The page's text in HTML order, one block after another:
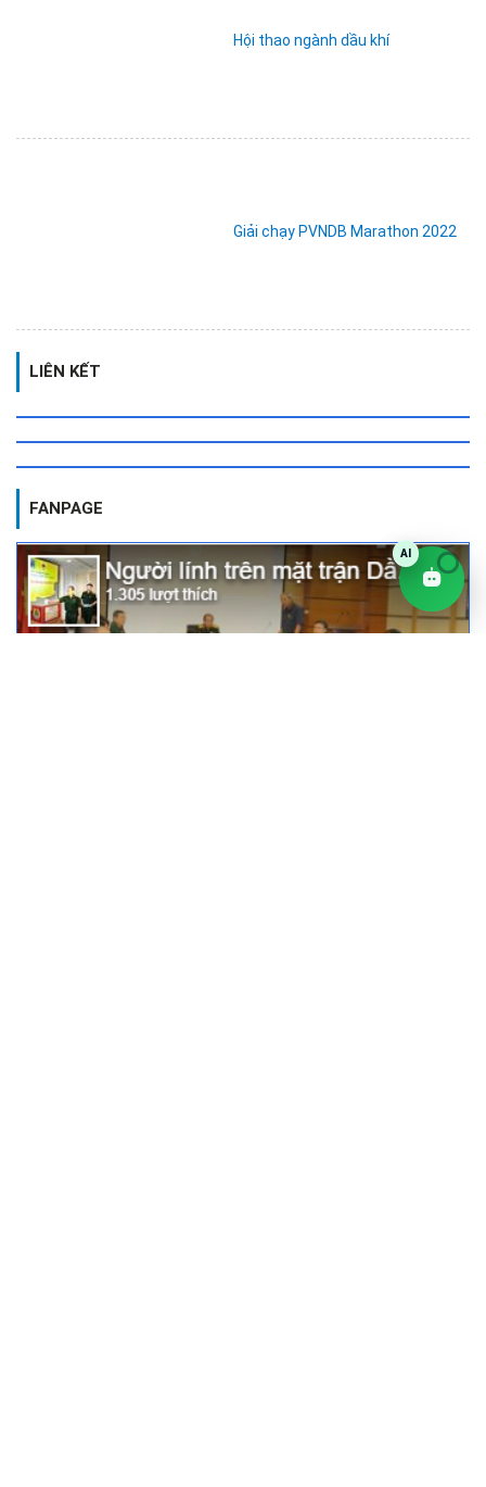
Hội thao ngành dầu khí
Giải chạy PVNDB Marathon 2022
LIÊN KẾT
FANPAGE